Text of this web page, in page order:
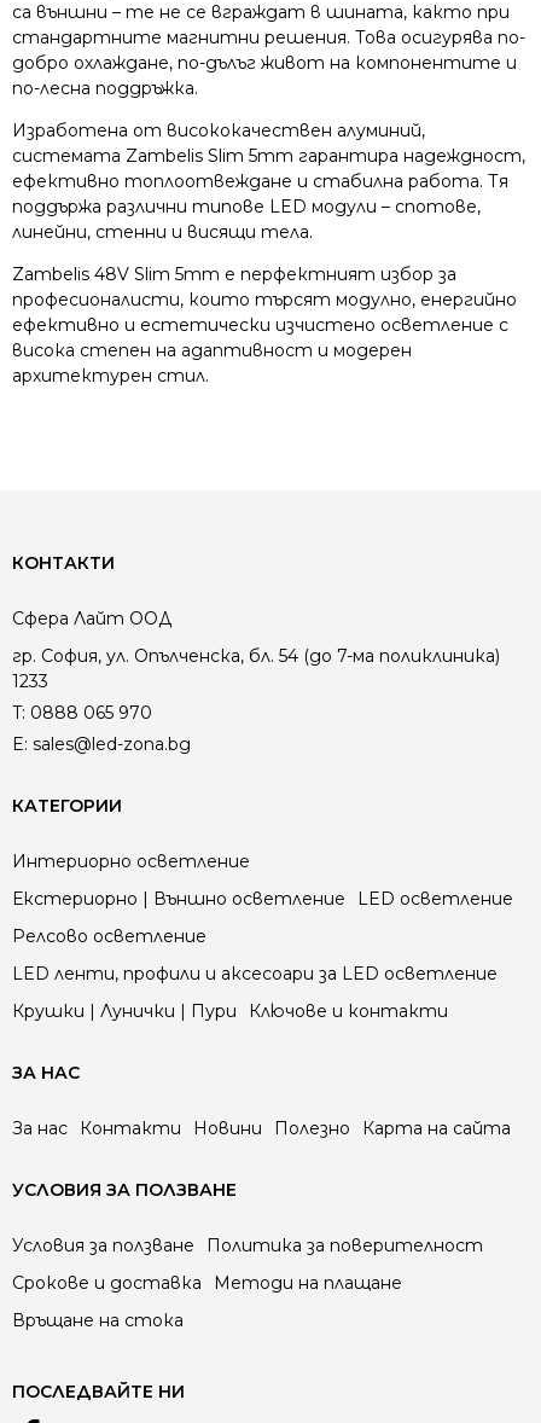
са външни – те не се вграждат в шината, както при
стандартните магнитни решения. Това осигурява по-
добро охлаждане, по-дълъг живот на компонентите и
по-лесна поддръжка.
Изработена от висококачествен алуминий,
системата Zambelis Slim 5mm гарантира надеждност,
ефективно топлоотвеждане и стабилна работа. Тя
поддържа различни типове LED модули – спотове,
линейни, стенни и висящи тела.
Zambelis 48V Slim 5mm е перфектният избор за
професионалисти, които търсят модулно, енергийно
ефективно и естетически изчистено осветление с
висока степен на адаптивност и модерен
архитектурен стил.
КОНТАКТИ
Сфера Лайт ООД
гр. София, ул. Опълченска, бл. 54 (до 7-ма поликлиника)
1233
T: 0888 065 970
E: sales@led-zona.bg
КАТЕГОРИИ
Интериорно осветление
Екстериорно | Външно осветление
LED осветление
Релсово осветление
LED ленти, профили и аксесоари за LED осветление
Крушки | Лунички | Пури
Ключове и контакти
ЗА НАС
За нас Контакти Новини Полезно Карта на сайта
УСЛОВИЯ ЗА ПОЛЗВАНЕ
Условия за ползване
Политика за поверителност
Срокове и доставка
Методи на плащане
Връщане на стока
ПОСЛЕДВАЙТЕ НИ